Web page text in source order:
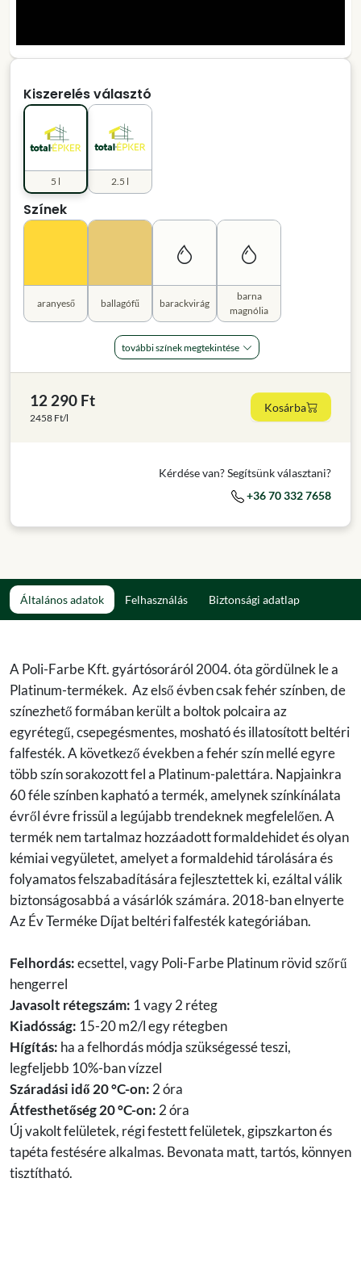
Kiszerelés választó
2.5 l
5 l
Színek
aranyeső ballagófű barackvirág
barna
magnólia
további színek megtekintése
12 290 Ft
2458 Ft/l
Kosárba
Kérdése van? Segítsünk választani?
+36 70 332 7658
Általános adatok Felhasználás Biztonsági adatlap
A Poli-Farbe Kft. gyártósoráról 2004. óta gördülnek le a
Platinum-termékek. Az első évben csak fehér színben, de
színezhető formában került a boltok polcaira az
egyrétegű, csepegésmentes, mosható és illatosított beltéri
falfesték. A következő években a fehér szín mellé egyre
több szín sorakozott fel a Platinum-palettára. Napjainkra
60 féle színben kapható a termék, amelynek színkínálata
évről évre frissül a legújabb trendeknek megfelelően. A
termék nem tartalmaz hozzáadott formaldehidet és olyan
kémiai vegyületet, amelyet a formaldehid tárolására és
folyamatos felszabadítására fejlesztettek ki, ezáltal válik
biztonságosabbá a vásárlók számára. 2018-ban elnyerte
Az Év Terméke Díjat beltéri falfesték kategóriában.
Felhordás:ecsettel, vagy Poli-Farbe Platinum rövid szőrű
hengerrel
Javasolt rétegszám: 1 vagy 2 réteg
Kiadósság: 15-20 m2/l egy rétegben
Hígítás: ha a felhordás módja szükségessé teszi,
legfeljebb 10%-ban vízzel
Száradási idő 20 °C-on: 2 óra
Átfesthetőség 20 °C-on: 2 óra
Új vakolt felületek, régi festett felületek, gipszkarton és
tapéta festésére alkalmas. Bevonata matt, tartós, könnyen
tisztítható.